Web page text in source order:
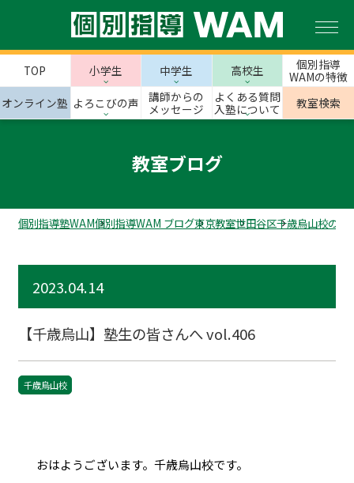
TOP 小学生 中学生 高校生
個別指導
WAMの特徴
オンライン塾 よろこびの声
講師からの
メッセージ
よくある質問
入塾について
教室検索
教室ブログ
個別指導塾WAM個別指導WAM ブログ東京教室世田谷区千歳烏山校のス
2023.04.14
【千歳烏山】塾生の皆さんへ vol.406
千歳烏山校
おはようございます。千歳烏山校です。